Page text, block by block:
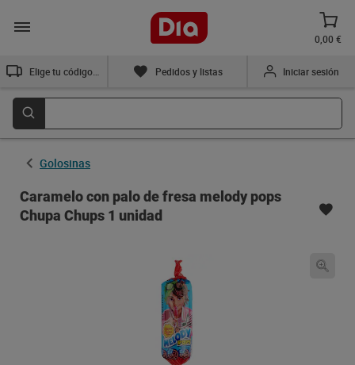
0,00 €
Pedidos y listas Iniciar sesión
Golosinas
Caramelo con palo de fresa melody pops
Chupa Chups 1 unidad